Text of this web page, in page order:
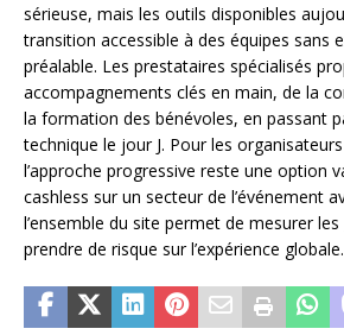
sérieuse, mais les outils disponibles
transition accessible à des équipes sans
préalable. Les prestataires spécialisés
accompagnements clés en main, de la
la formation des bénévoles, en passant
technique le jour J. Pour les
l’approche progressive reste une option
cashless sur un secteur de l’événement
l’ensemble du site permet de mesurer
prendre de risque sur l’expérience globale.